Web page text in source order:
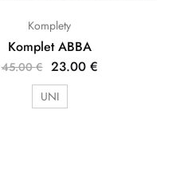
Komplety
Komplet ABBA
45.00€ 23.00 €
UNI